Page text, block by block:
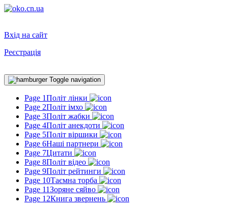
Вхід на сайт
Реєстрація
Toggle navigation
Page 1Політ лінки
Page 2Політ імхо
Page 3Політ жабки
Page 4Політ анекдоти
Page 5Політ віршики
Page 6Наші партнери
Page 7Цитати
Page 8Політ відео
Page 9Політ рейтинги
Page 10Таємна торба
Page 11Зоряне сяйво
Page 12Книга звернень